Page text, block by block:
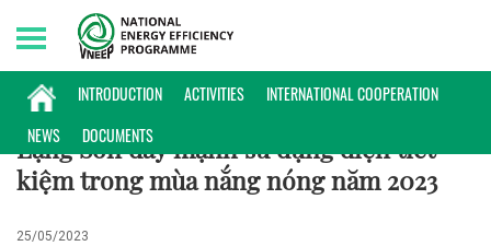
INTRODUCTION ACTIVITIES
INTERNATIONAL COOPERATION
NEWS
DOCUMENTS
Saturday, 08/08/2026 | 18:53 GMT+7
HOẠT ĐỘNG
Lạng Sơn đẩy mạnh sử dụng điện tiết
kiệm trong mùa nắng nóng năm 2023
25/05/2023